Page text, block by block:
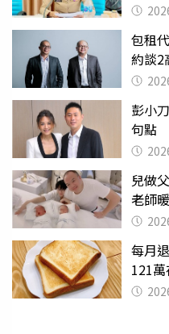
包租
約談2
彭小
句點
兒做
老師
淚
每月
121
後暴